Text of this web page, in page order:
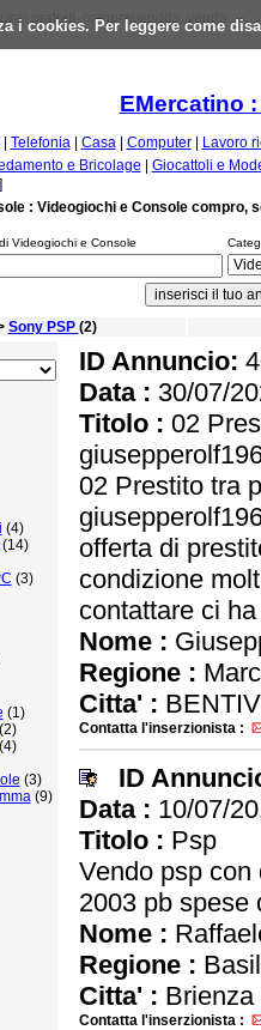
i cookies. Per leggere come
gratuiti, compravendita, vendo
EMercatino
| Telefonia| Casa| Computer|
Lavoro
e Bricolage
Giocattoli e
]
: Videogiochi e Console compro,
Videogiochi e Console
Sony PSP (2)
(4)
(3)
(1)
(2)
(4)
(3)
(9)
ID Annuncio:
Data : 30/07/
Titolo : 02
02 Prestito tra
offerta di
condizione
contattare ci
Nome :
Regione :
Citta' :
Contatta l'inserzionista :
ID
Data : 10/07/
Titolo : Psp
Vendo psp con
2003 pb spese
Nome :
Regione :
Citta' :
Contatta l'inserzionista :